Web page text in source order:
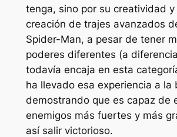
tenga, sino por su creatividad y
creación de trajes avanzados
Spider-Man, a pesar de tener
poderes diferentes (a
todavía encaja en esta
ha llevado esa experiencia a la
demostrando que es capaz de
enemigos más fuertes y más
así salir victorioso.